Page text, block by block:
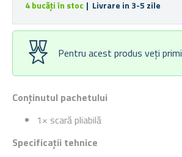
Conținutul pachetului
1× scară pliabilă
Specificații tehnice
4 bucăți în stoc | Livrare in 3-5 zile
Pentru acest produs veți primi